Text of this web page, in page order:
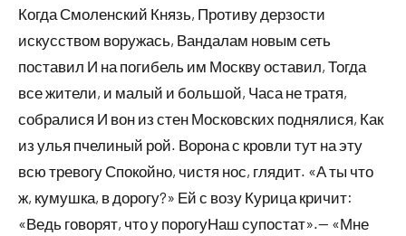
Когда Смоленский Князь, Противу дерзости
искусством воружась, Вандалам новым сеть
поставил И на погибель им Москву оставил, Тогда
все жители, и малый и большой, Часа не тратя,
собралися И вон из стен Московских поднялися, Как
из улья пчелиный рой. Ворона с кровли тут на эту
всю тревогу Спокойно, чистя нос, глядит. «А ты что
ж, кумушка, в дорогу?» Ей с возу Курица кричит:
«Ведь говорят, что у порогуНаш супостат».— «Мне